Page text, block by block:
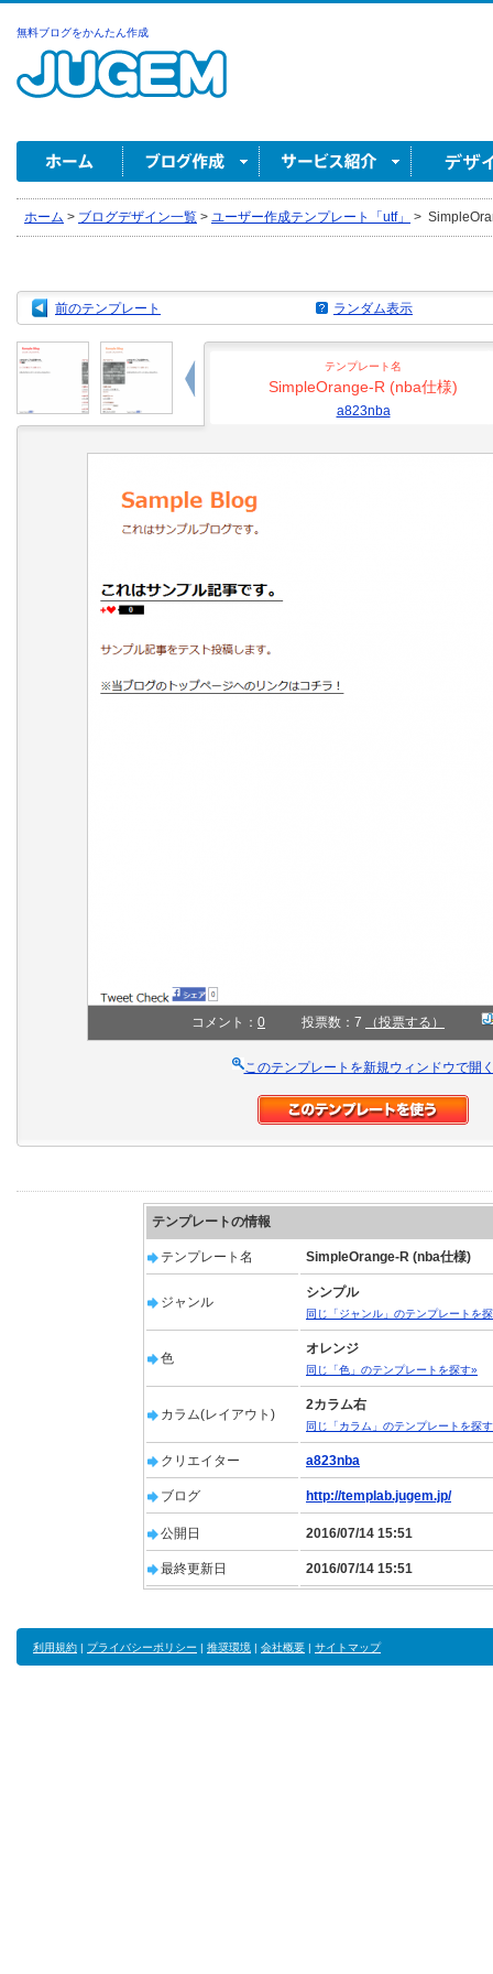
無料ブログをかんたん作成
ホーム > ブログデザイン一覧 > ユーザー作成テンプレート「utf」 >
前のテンプレート ランダム表示
テンプレート名
SimpleOrange-R (nba仕様)
a823nba
コメント： 0 投票数：7 （投票する）
このテンプレートを新規ウィンドウで開
テンプレートの情報
テンプレート名 SimpleOrange-R (nba仕様)
ジャンル
シンプル
同じ「ジャンル」のテンプレートを
色
オレンジ
同じ「色」のテンプレートを探す»
カラム(レイアウト)
2カラム右
同じ「カラム」のテンプレートを探
クリエイター a823nba
ブログ http://templab.jugem.jp/
公開日 2016/07/14 15:51
最終更新日 2016/07/14 15:51
利用規約 | プライバシーポリシー | 推奨環境 | 会社概要 | サイトマップ